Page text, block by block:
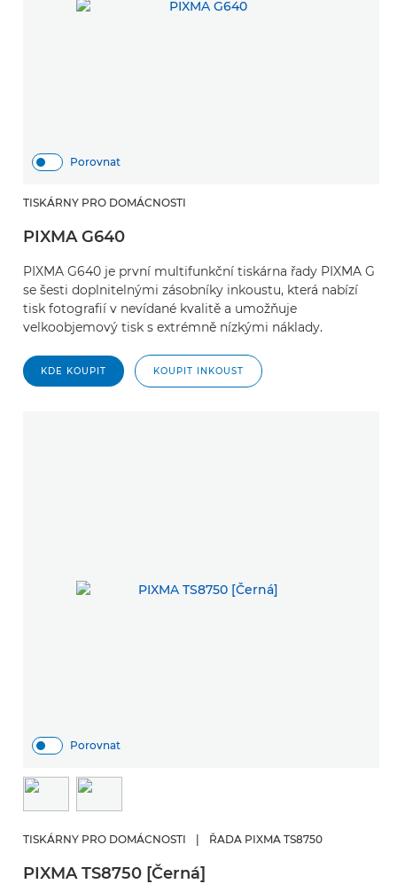
Porovnat
TISKÁRNY PRO DOMÁCNOSTI
PIXMA G640
PIXMA G640 je první multifunkční tiskárna řady PIXMA G
se šesti doplnitelnými zásobníky inkoustu, která nabízí
tisk fotografií v nevídané kvalitě a umožňuje
velkoobjemový tisk s extrémně nízkými náklady.
KDE KOUPIT KOUPIT INKOUST
Porovnat
TISKÁRNY PRO DOMÁCNOSTI ŘADA PIXMA TS8750
PIXMA TS8750 [Černá]